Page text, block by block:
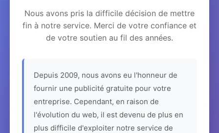
Nous avons pris la difficile décision de mettre
fin à notre service. Merci de votre confiance et
de votre soutien au fil des années.
Depuis 2009, nous avons eu l'honneur de
fournir une publicité gratuite pour votre
entreprise. Cependant, en raison de
l'évolution du web, il est devenu de plus en
plus difficile d'exploiter notre service de